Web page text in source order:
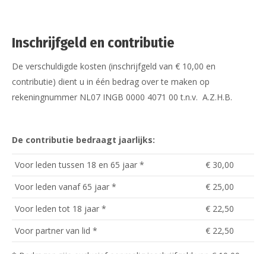
Inschrijfgeld en contributie
De verschuldigde kosten (inschrijfgeld van € 10,00 en
contributie) dient u in één bedrag over te maken op
rekeningnummer NL07 INGB 0000 4071 00 t.n.v. A.Z.H.B.
De contributie bedraagt jaarlijks:
Voor leden tussen 18 en 65 jaar *
€ 30,00
Voor leden vanaf 65 jaar *
€ 25,00
Voor leden tot 18 jaar *
€ 22,50
Voor partner van lid *
€ 22,50